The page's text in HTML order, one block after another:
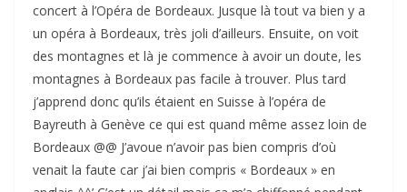
concert à l’Opéra de Bordeaux. Jusque là tout va bien y a
un opéra à Bordeaux, très joli d’ailleurs. Ensuite, on voit
des montagnes et là je commence à avoir un doute, les
montagnes à Bordeaux pas facile à trouver. Plus tard
j’apprend donc qu’ils étaient en Suisse à l’opéra de
Bayreuth à Genève ce qui est quand même assez loin de
Bordeaux @@ J’avoue n’avoir pas bien compris d’où
venait la faute car j’ai bien compris « Bordeaux » en